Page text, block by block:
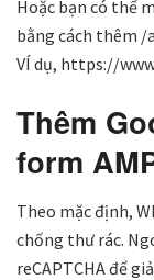
Hoặc bạn có thể
bằng cách thêm /
VÍ dụ, https://
Thêm
form
Theo mặc định,
chống thư rác.
reCAPTCHA để